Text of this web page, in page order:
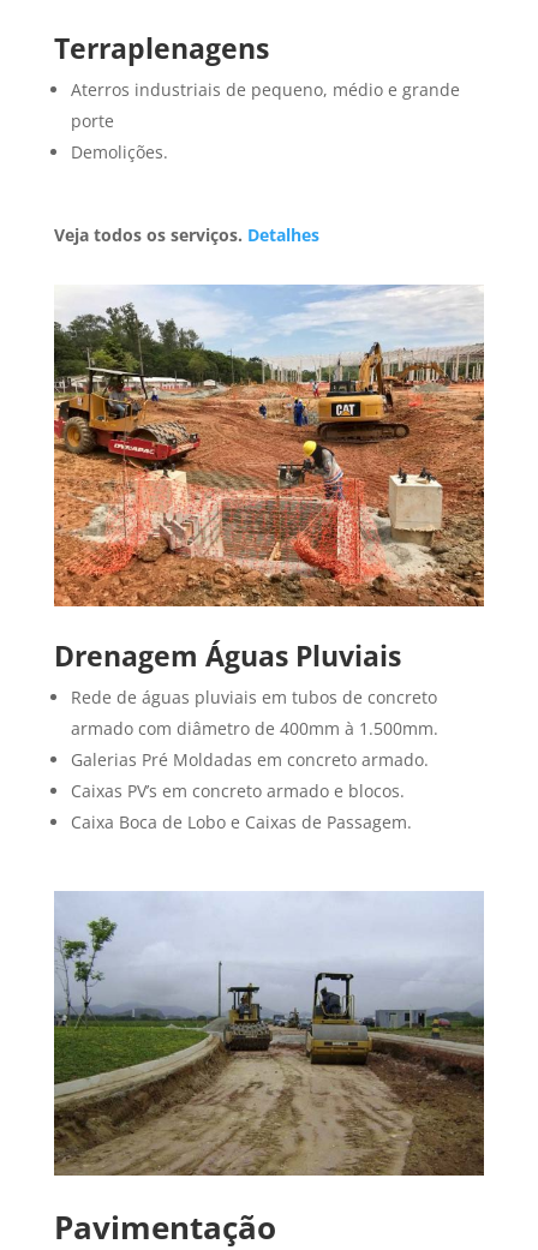
Terraplenagens
Aterros industriais de pequeno, médio e grande
porte
Demolições.
Veja todos os serviços. Detalhes
Drenagem Águas Pluviais
Rede de águas pluviais em tubos de concreto
armado com diâmetro de 400mm à 1.500mm.
Galerias Pré Moldadas em concreto armado.
Caixas PV’s em concreto armado e blocos.
Caixa Boca de Lobo e Caixas de Passagem.
Pavimentação